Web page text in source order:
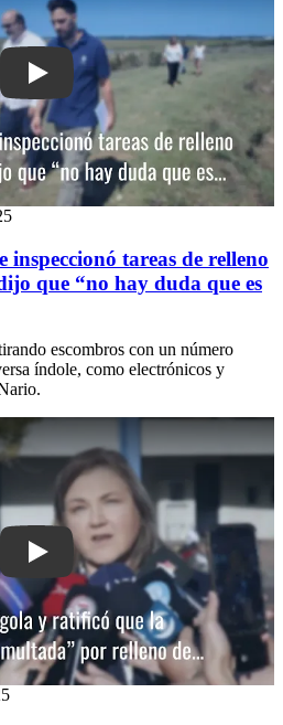
Play: Ministerio de Ambiente
tareas de relleno
que “no hay duda que es
escombros con un número
índole, como electrónicos y
Play: Laguarda desmintió a Pígola y